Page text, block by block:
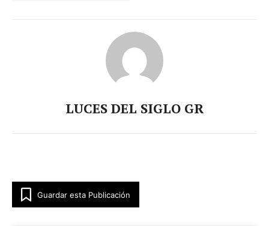
LUCES DEL SIGLO GR
Guardar esta Publicación